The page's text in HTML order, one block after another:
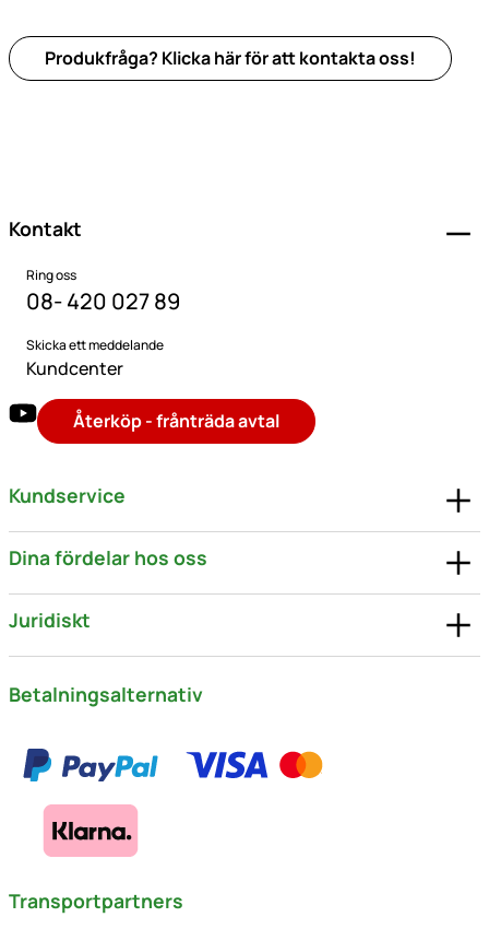
Produkfråga? Klicka här för att kontakta oss!
Kontakt
Ring oss
08- 420 027 89
Skicka ett meddelande
Kundcenter
Återköp - frånträda avtal
Kundservice
Dina fördelar hos oss
Juridiskt
Betalningsalternativ
Transportpartners